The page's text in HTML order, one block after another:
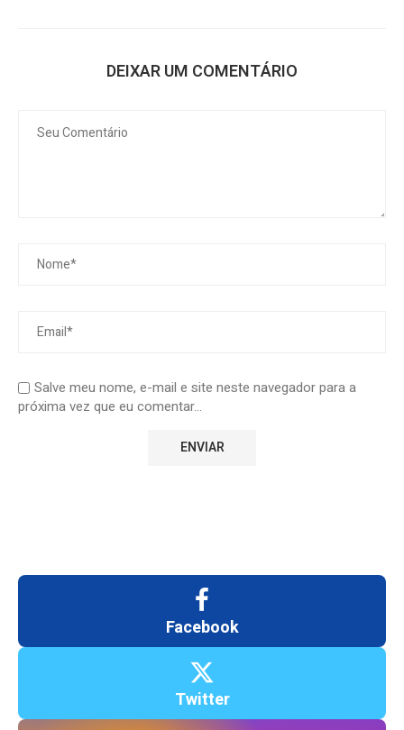
DEIXAR UM COMENTÁRIO
Salve meu nome, e-mail e site neste navegador para a
próxima vez que eu comentar...
Facebook
Twitter